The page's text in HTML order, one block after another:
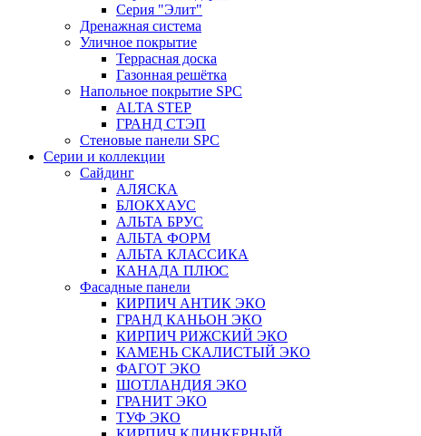
Серия "Элит"
Дренажная система
Уличное покрытие
Террасная доска
Газонная решётка
Напольное покрытие SPC
ALTA STEP
ГРАНД СТЭП
Стеновые панели SPC
Серии и коллекции
Сайдинг
АЛЯСКА
БЛОКХАУС
АЛЬТА БРУС
АЛЬТА ФОРМ
АЛЬТА КЛАССИКА
КАНАДА ПЛЮС
Фасадные панели
КИРПИЧ АНТИК ЭКО
ГРАНД КАНЬОН ЭКО
КИРПИЧ РИЖСКИЙ ЭКО
КАМЕНЬ СКАЛИСТЫЙ ЭКО
ФАГОТ ЭКО
ШОТЛАНДИЯ ЭКО
ГРАНИТ ЭКО
ТУФ ЭКО